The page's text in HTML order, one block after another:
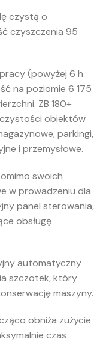
czystą o
czyszczenia 95
(powyżej 6 h
na poziomie 6 175
ZB 180+
obiektów
parkingi,
i przemysłowe.
swoich
w prowadzeniu dla
panel sterowania,
obsługę
automatyczny
szczotek, który
maszyny.
obniża zużycie
czas